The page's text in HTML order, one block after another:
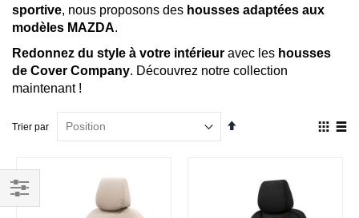
sportive, nous proposons des housses adaptées aux
modèles MAZDA.
Redonnez du style à votre intérieur avec les housses
de Cover Company. Découvrez notre collection
maintenant !
Trier par
Par
Filtrer